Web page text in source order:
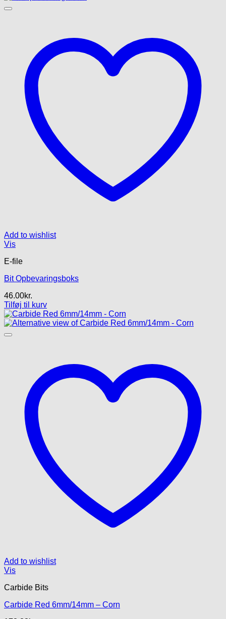
Add to wishlist
Vis
E-file
Bit Opbevaringsboks
46.00kr.
Tilføj til kurv
Add to wishlist
Vis
Carbide Bits
Carbide Red 6mm/14mm – Corn